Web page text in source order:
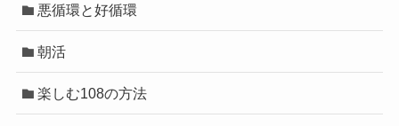
悪循環と好循環
朝活
楽しむ108の方法